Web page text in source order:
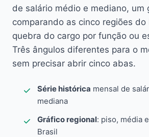
de salário médio e mediano, um
comparando as cinco regiões do
quebra do cargo por função ou
Três ângulos diferentes para o
sem precisar abrir cinco abas.
Série histórica mensal de
mediana
Gráfico regional: piso, média
Brasil